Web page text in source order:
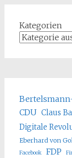
Kategorien
CDU Claus
Digitale
Eberhard von
Facebook FDP